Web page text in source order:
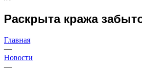
Раскрыта кража
Главная
—
Новости
—